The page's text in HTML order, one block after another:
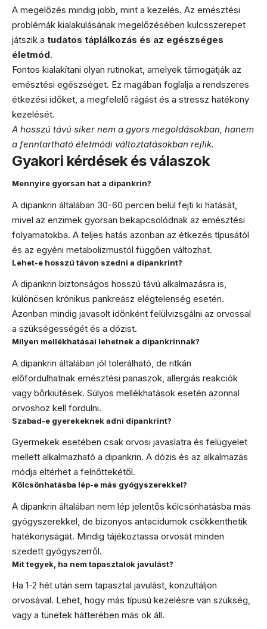
A megelőzés mindig jobb, mint a kezelés. Az emésztési
problémák kialakulásának megelőzésében kulcsszerepet
játszik a tudatos táplálkozás és az egészséges
életmód.
Fontos kialakítani olyan rutinokat, amelyek támogatják az
emésztési egészséget. Ez magában foglalja a rendszeres
étkezési időket, a megfelelő rágást és a stressz hatékony
kezelését.
A hosszú távú siker nem a gyors megoldásokban, hanem
a fenntartható életmódi változtatásokban rejlik.
Gyakori kérdések és válaszok
Mennyire gyorsan hat a dipankrin?
A dipankrin általában 30-60 percen belül fejti ki hatását,
mivel az enzimek gyorsan bekapcsolódnak az emésztési
folyamatokba. A teljes hatás azonban az étkezés típusától
és az egyéni metabolizmustól függően változhat.
Lehet-e hosszú távon szedni a dipankrint?
A dipankrin biztonságos hosszú távú alkalmazásra is,
különösen krónikus pankreász elégtelenség esetén.
Azonban mindig javasolt időnként felülvizsgálni az orvossal
a szükségességét és a dózist.
Milyen mellékhatásai lehetnek a dipankrinnak?
A dipankrin általában jól tolerálható, de ritkán
előfordulhatnak emésztési panaszok, allergiás reakciók
vagy bőrkiütések. Súlyos mellékhatások esetén azonnal
orvoshoz kell fordulni.
Szabad-e gyerekeknek adni dipankrint?
Gyermekek esetében csak orvosi javaslatra és felügyelet
mellett alkalmazható a dipankrin. A dózis és az alkalmazás
módja eltérhet a felnőttekétől.
Kölcsönhatásba lép-e más gyógyszerekkel?
A dipankrin általában nem lép jelentős kölcsönhatásba más
gyógyszerekkel, de bizonyos antacidumok csökkenthetik
hatékonyságát. Mindig tájékoztassa orvosát minden
szedett gyógyszerről.
Mit tegyek, ha nem tapasztalok javulást?
Ha 1-2 hét után sem tapasztal javulást, konzultáljon
orvosával. Lehet, hogy más típusú kezelésre van szükség,
vagy a tünetek hátterében más ok áll.